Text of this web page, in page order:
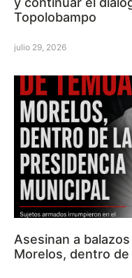
Topolobampo
julio 29, 2026
Asesinan a
Morelos, dentro